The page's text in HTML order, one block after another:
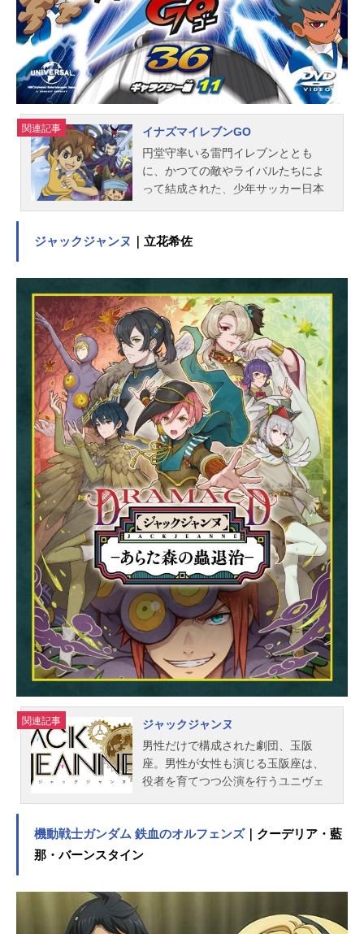
関連記事
イナズマイレブンGO
円堂守率いる雷門イレブンととも
に、かつての敵やライバルたちによ
って結成された、少年サッカー日本
ア・インターナショナル」に出場し
激闘を繰り広げ、ついに世界の頂点
に立った。その輝かしい栄光から10
年―――。イナズマジャパンのFFI世
界制覇によって、日本におけるサッ
カーの人気と地位は向上し、サッカ
ーの強さがそのまま学校の社会的評
価となるまでになっていた。イナズ
マジャパンに多くの選手を輩出した
雷門中は、サッカー名門校として全
国にその名を轟かせるまでになっ
た。サッカーが大好きな少年、松風
天馬は、夢にまで見た雷門中への入
学を前に、期待に胸を膨らませてい
た。サッカー部を目指して雷門中の
中を歩き回る天馬。ところが、天馬
がそこで見たものは、たった一人相
手にボロボロに打ちのめされたサッ
カー部員の姿だった！その相手と
は、サッカー管理組織「フィフスセ
クター」から送り込まれた剣城京
介。いまや全国のサッカーは「フィ
フスセクター」によって管理され、
学校はフィフスセクターの指示通り
た。サッカー初心者ながらも、熱い
想いを胸...
ジャックジャンヌ ｜立花希佐
関連記事
ジャックジャンヌ
男性だけで構成された劇団、玉阪
座。男性が女性も演じる玉阪座は、
役者を育てつつ公演を行うユニヴェ
かな世界が観る人の視線を１秒たり
とも逃さない。ユニヴェール歌劇学
最優のクラスという称号を勝ち取る
機動戦士ガンダム 鉄血のオルフェンズ｜クーデリア・藍
那・バーンスタイン